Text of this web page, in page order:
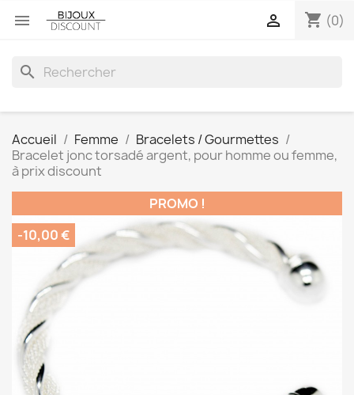
 shopping_cart (0)

search
Accueil Femme
Bracelets / Gourmettes
Bracelet jonc torsadé argent, pour homme ou femme,
à prix discount
PROMO !
-10,00 €